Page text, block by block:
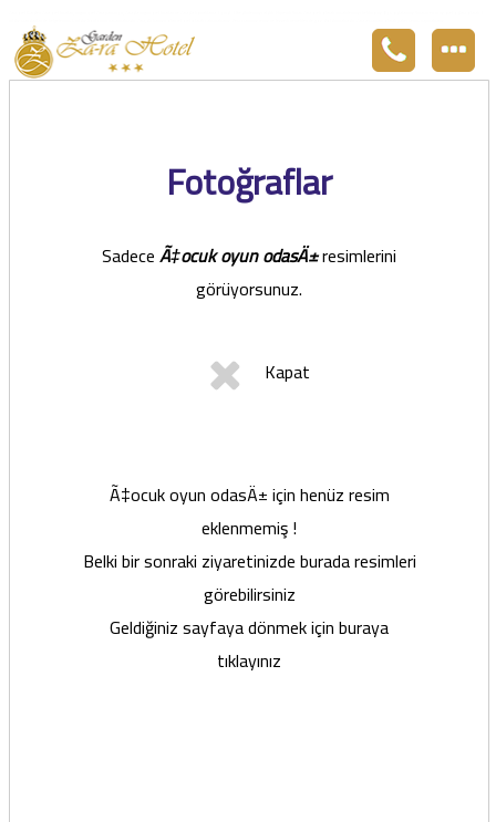
Fotoğraflar
SadeceÃ‡ocuk oyun odasÄ±resimlerini
görüyorsunuz.
Kapat
Ã‡ocuk oyun odasÄ± için henüz resim
eklenmemiş !
Belki bir sonraki ziyaretinizde burada resimleri
görebilirsiniz
Geldiğiniz sayfaya dönmek içinburaya
tıklayınız